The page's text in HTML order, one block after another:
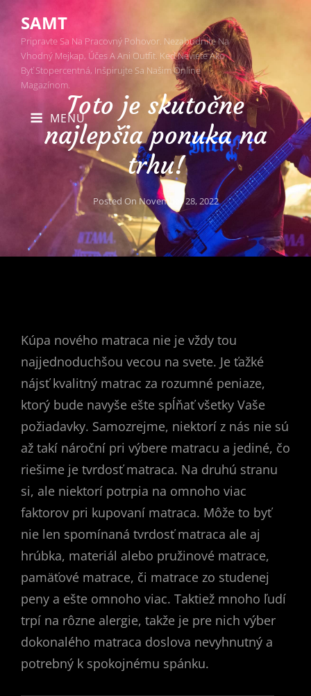
SAMT
Pripravte Sa Na Pracovný Pohovor. Nezabudnite Na
Vhodný Mejkap, Účes A Ani Outfit. Keď Neviete Ako
Byť Stopercentná, Inšpirujte Sa Našim Online
Magazínom.
MENUToto je skutočne
najlepšia ponuka na
trhu!
Posted On November 28, 2022
Kúpa nového matraca nie je vždy tou
najjednoduchšou vecou na svete. Je ťažké
nájsť kvalitný matrac za rozumné peniaze,
ktorý bude navyše ešte spĺňať všetky Vaše
požiadavky. Samozrejme, niektorí z nás nie sú
až takí nároční pri výbere matracu a jediné, čo
riešime je tvrdosť matraca. Na druhú stranu
si, ale niektorí potrpia na omnoho viac
faktorov pri kupovaní matraca. Môže to byť
nie len spomínaná tvrdosť matraca ale aj
hrúbka, materiál alebo pružinové matrace,
pamäťové matrace, či matrace zo studenej
peny a ešte omnoho viac. Taktiež mnoho ľudí
trpí na rôzne alergie, takže je pre nich výber
dokonalého matraca doslova nevyhnutný a
potrebný k spokojnému spánku.